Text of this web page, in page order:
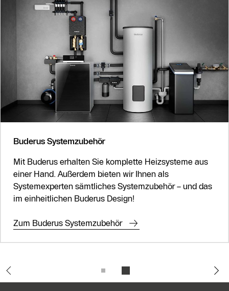
Slider Bildergalerie
Als Liste anzeigen
Slider Überspringen
Buderus Systemzubehör
Mit Buderus erhalten Sie komplette Heizsysteme aus
einer Hand. Außerdem bieten wir Ihnen als
Systemexperten sämtliches Systemzubehör – und das
im einheitlichen Buderus Design!
Zum Buderus Systemzubehör